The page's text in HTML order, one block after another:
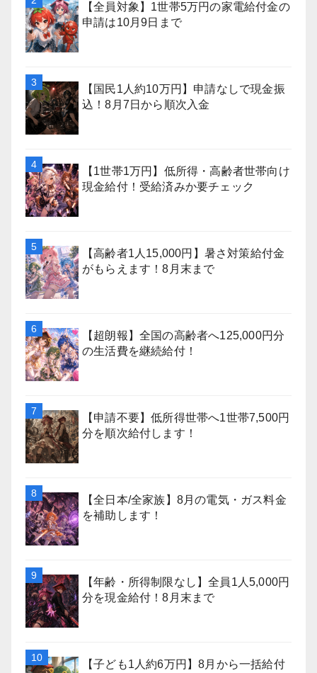
【全員対象】1世帯5万円の家電給付金の
申請は10月9日まで
【国民1人約10万円】申請なしで現金振
込！8月7日から順次入金
【1世帯1万円】低所得・高齢者世帯向け
現金給付！受給済みか要チェック
【高齢者1人15,000円】暑さ対策給付金
がもらえます！8月末まで
【超朗報】全国の高齢者へ125,000円分
の生活費を継続給付！
【申請不要】低所得世帯へ1世帯7,500円
分を順次給付します！
【全日本/全家族】8月の電気・ガス料金
を補助します！
【年齢・所得制限なし】全員1人5,000円
分を現金給付！8月末まで
【子ども1人約6万円】8月から一括給付